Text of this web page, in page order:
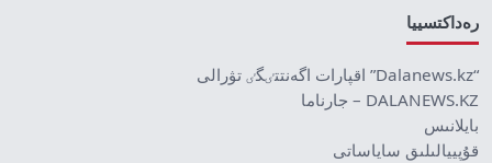
رەداكتسييا
“Dalanews.kz” اقپارات اگەنتتٸگٸ تۋرالى
DALANEWS.KZ – جارناما
بايلانىس
قۇپييالىلىق ساياساتى